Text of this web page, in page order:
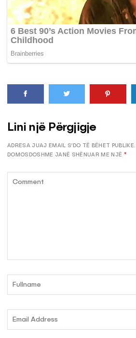
Lini një Përgjigje
ADRESA JUAJ EMAIL S’DO TË BËHET PUBLIKE.
DOMOSDOSHME JANË SHËNUAR ME NJË *